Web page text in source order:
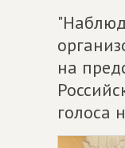
на
голоса